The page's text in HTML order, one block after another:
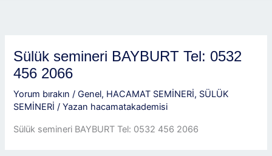
Sülük semineri BAYBURT Tel: 0532
456 2066
Yorum bırakın /Genel, HACAMAT SEMİNERİ, SÜLÜK
SEMİNERİ / Yazan hacamatakademisi
Sülük semineri BAYBURT Tel: 0532 456 2066